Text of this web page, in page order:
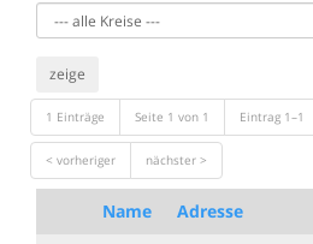
zeige
1 Einträge Seite 1 von 1 Eintrag 1–1
< vorheriger nächster >
Name Adresse